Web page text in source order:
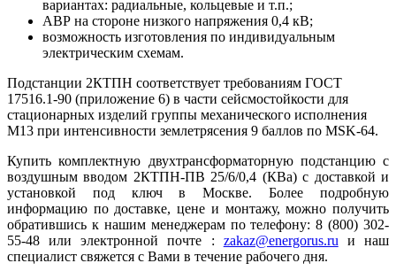
вариантах: радиальные, кольцевые и т.п.;
АВР на стороне низкого напряжения 0,4 кВ;
возможность изготовления по индивидуальным
электрическим схемам.
Подстанции 2КТПН соответствует требованиям ГОСТ
17516.1-90 (приложение 6) в части сейсмостойкости для
стационарных изделий группы механического исполнения
М13 при интенсивности землетрясения 9 баллов по MSK-64.
Купить комплектную двухтрансформаторную подстанцию с
воздушным вводом 2КТПН-ПВ 25/6/0,4 (КВа) с доставкой и
установкой под ключ в Москве. Более подробную
информацию по доставке, цене и монтажу, можно получить
обратившись к нашим менеджерам по телефону: 8 (800) 302-
55-48 или электронной почте : zakaz@energorus.ru и наш
специалист свяжется с Вами в течение рабочего дня.